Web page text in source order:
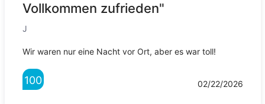
Vollkommen zufrieden"
J
Wir waren nur eine Nacht vor Ort, aber es war toll!
100 02/22/2026